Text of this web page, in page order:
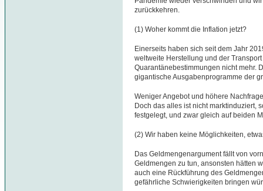
zurückkehren.
(1) Woher kommt die Inflation jetzt?
Einerseits haben sich seit dem Jahr
weltweite Herstellung und der
Quarantänebestimmungen nicht mehr.
gigantische Ausgabenprogramme der
Weniger Angebot und höhere
Doch das alles ist nicht marktinduziert,
festgelegt, und zwar gleich auf beiden
(2) Wir haben keine Möglichkeiten,
Das Geldmengenargument fällt von
Geldmengen zu tun, ansonsten hätten
auch eine Rückführung des
gefährliche Schwierigkeiten bringen